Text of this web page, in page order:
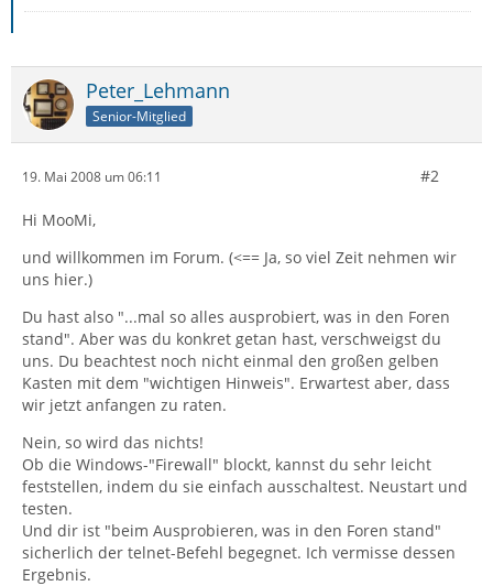
Peter_Lehmann
Senior-Mitglied
19. Mai 2008 um 06:11 #2
Hi MooMi,
und willkommen im Forum. (<== Ja, so viel Zeit nehmen wir
uns hier.)
Du hast also "...mal so alles ausprobiert, was in den Foren
stand". Aber was du konkret getan hast, verschweigst du
uns. Du beachtest noch nicht einmal den großen gelben
Kasten mit dem "wichtigen Hinweis". Erwartest aber, dass
wir jetzt anfangen zu raten.
Nein, so wird das nichts!
Ob die Windows-"Firewall" blockt, kannst du sehr leicht
feststellen, indem du sie einfach ausschaltest. Neustart und
testen.
Und dir ist "beim Ausprobieren, was in den Foren stand"
sicherlich der telnet-Befehl begegnet. Ich vermisse dessen
Ergebnis.